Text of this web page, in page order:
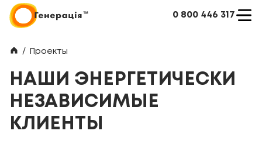
0 800 446 317
/ Проекты
НАШИ ЭНЕРГЕТИЧЕСКИ
НЕЗАВИСИМЫЕ
КЛИЕНТЫ